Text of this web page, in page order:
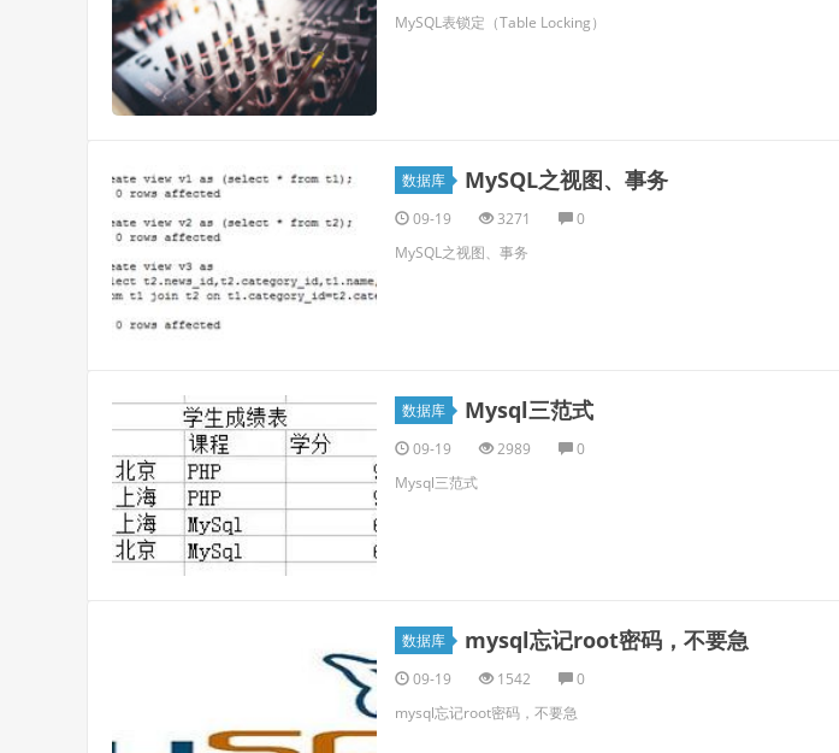
MySQL表锁定（Table Locking）
数据库 MySQL之视图、事务
09-19 3271
0
MySQL之视图、事务
数据库 Mysql三范式
09-19 2989
0
Mysql三范式
数据库 mysql忘记root密码，不要急
09-19 1542
0
mysql忘记root密码，不要急